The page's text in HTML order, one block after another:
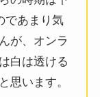
であまり気
が、オンラ
白は透ける
思います。